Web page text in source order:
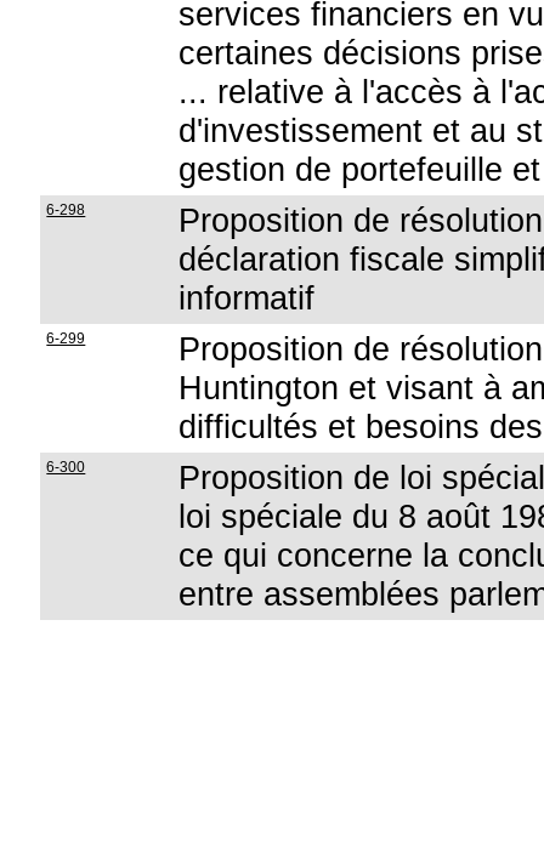
services financiers en
certaines décisions
... relative à l'accès à
d'investissement et au
gestion de portefeuille
6-298
Proposition de
déclaration fiscale
informatif
6-299
Proposition de
Huntington et visant à
difficultés et besoins
6-300
Proposition de loi
loi spéciale du 8 août
ce qui concerne la
entre assemblées